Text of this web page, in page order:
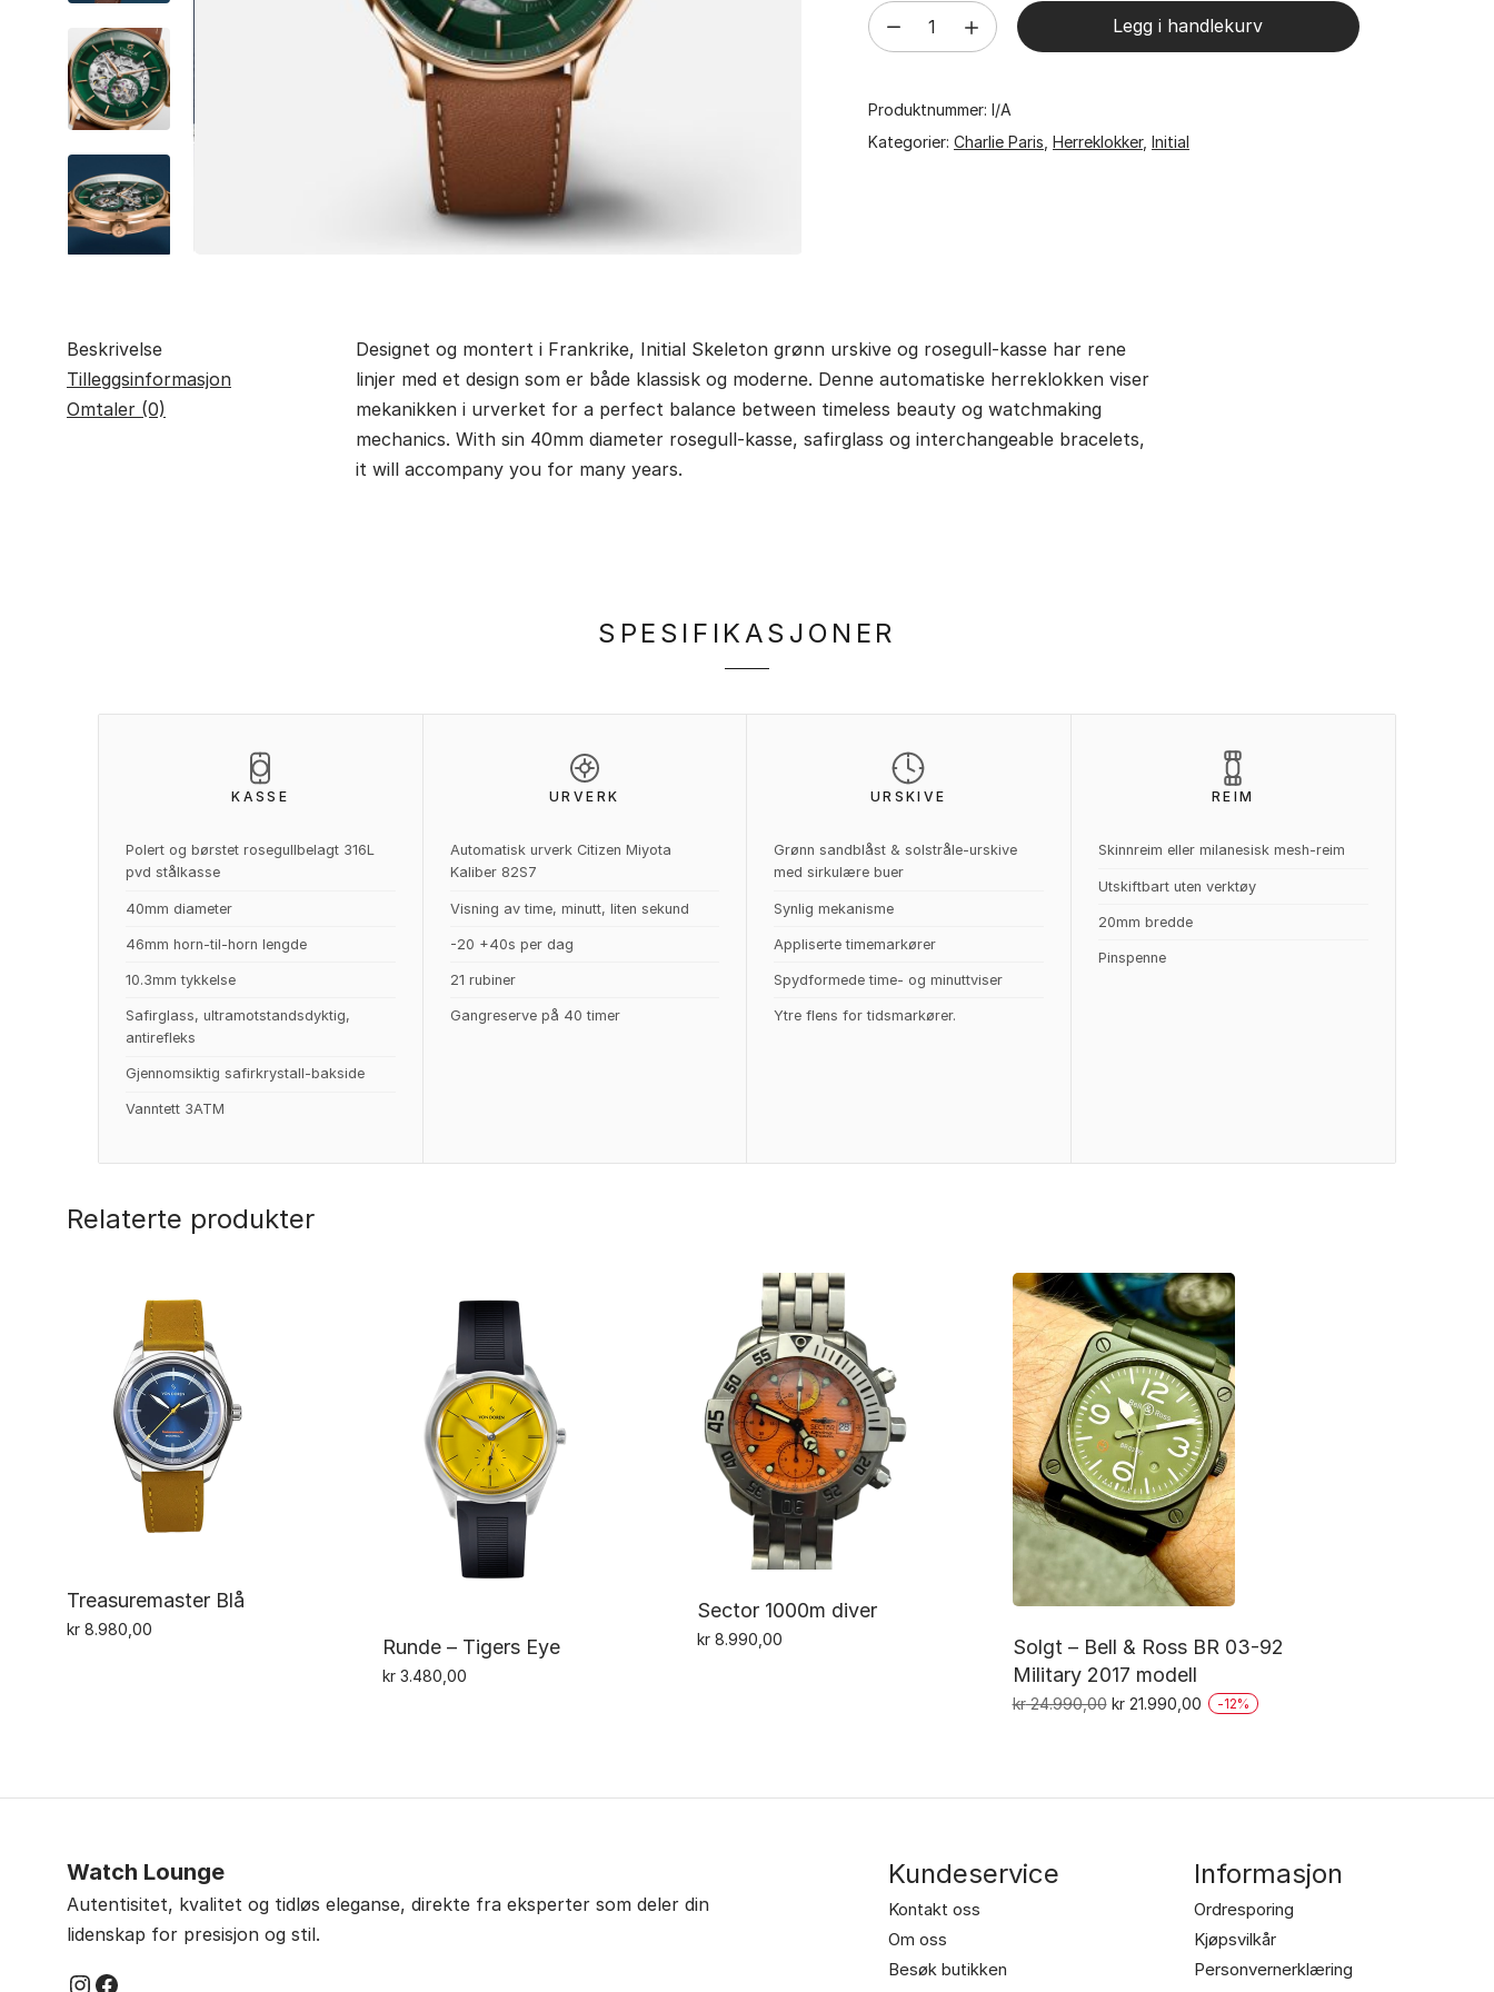
Charlie
Paris
-
Skeleton
Legg i handlekurv
Produktnummer: I/A
Kategorier: Charlie Paris Herreklokker, Initial
Beskrivelse
Tilleggsinformasjon
Omtaler (0)
Designet og montert i Frankrike, Initial Skeleton grønn urskive og rosegull-kasse har rene
linjer med et design som er både klassisk og moderne. Denne automatiske herreklokken viser
mekanikken i urverket for a perfect balance between timeless beauty og watchmaking
mechanics. With sin 40mm diameter rosegull-kasse, safirglass og interchangeable bracelets,
it will accompany you for many years.
SPESIFIKASJONER
KASSE
Polert og børstet rosegullbelagt 316L
pvd stålkasse
40mm diameter
46mm horn-til-horn lengde
10.3mm tykkelse
Safirglass, ultramotstandsdyktig,
antirefleks
Gjennomsiktig safirkrystall-bakside
Vanntett 3ATM
URVERK
Automatisk urverk Citizen Miyota
Kaliber 82S7
Visning av time, minutt, liten sekund
-20 +40s per dag
21 rubiner
Gangreserve på 40 timer
URSKIVE
Grønn sandblåst & solstråle-urskive
med sirkulære buer
Synlig mekanisme
Appliserte timemarkører
Spydformede time- og minuttviser
Ytre flens for tidsmarkører.
REIM
Skinnreim eller milanesisk mesh-reim
Utskiftbart uten verktøy
20mm bredde
Pinspenne
Relaterte produkter
Treasuremaster Blå
kr 8.980,00
Runde – Tigers Eye
kr3.480,00
Sector 1000m diver
kr 8.990,00
Solgt – Bell & Ross BR 03-92
Military 2017 modell
kr24.990,00 Opprinnelig
kr21.990,00Nåværende
-12%
Watch Lounge
Autentisitet, kvalitet og tidløs eleganse, direkte fra eksperter som deler din
lidenskap for presisjon og stil.
Instagram
Facebook
Kundeservice
Kontakt oss
Om oss
Besøk butikken
Informasjon
Ordresporing
Kjøpsvilkår
Personvernerklæring